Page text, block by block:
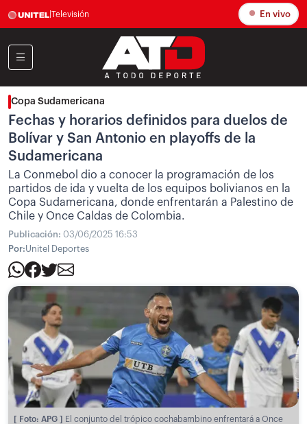
Televisión En vivo
Copa Sudamericana
Fechas y horarios definidos para duelos de
Bolívar y San Antonio en playoffs de la
Sudamericana
La Conmebol dio a conocer la programación de los
partidos de ida y vuelta de los equipos bolivianos en la
Copa Sudamericana, donde enfrentarán a Palestino de
Chile y Once Caldas de Colombia.
Publicación: 03/06/2025 16:53
Por:Unitel Deportes
[ Foto: APG ]
El conjunto del trópico cochabambino enfrentará a Once